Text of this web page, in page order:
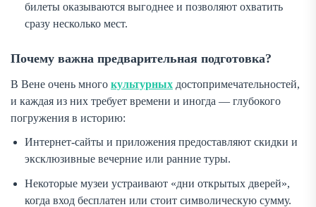
билеты оказываются выгоднее и позволяют охватить
сразу несколько мест.
Почему важна предварительная подготовка?
В Вене очень много культурных достопримечательностей,
и каждая из них требует времени и иногда — глубокого
погружения в историю:
Интернет-сайты и приложения предоставляют скидки и
эксклюзивные вечерние или ранние туры.
Некоторые музеи устраивают «дни открытых дверей»,
когда вход бесплатен или стоит символическую сумму.